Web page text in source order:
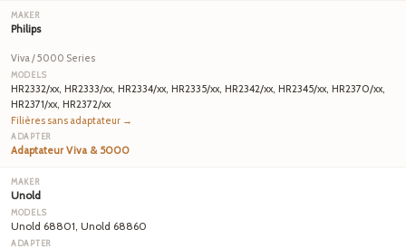
Philips
Viva / 5000 Series
HR2332/xx, HR2333/xx, HR2334/xx, HR2335/xx, HR2342/xx, HR2345/xx, HR2370/xx,
HR2371/xx, HR2372/xx
Filières sans adaptateur →
Adaptateur Viva & 5000
Unold
Unold 68801, Unold 68860